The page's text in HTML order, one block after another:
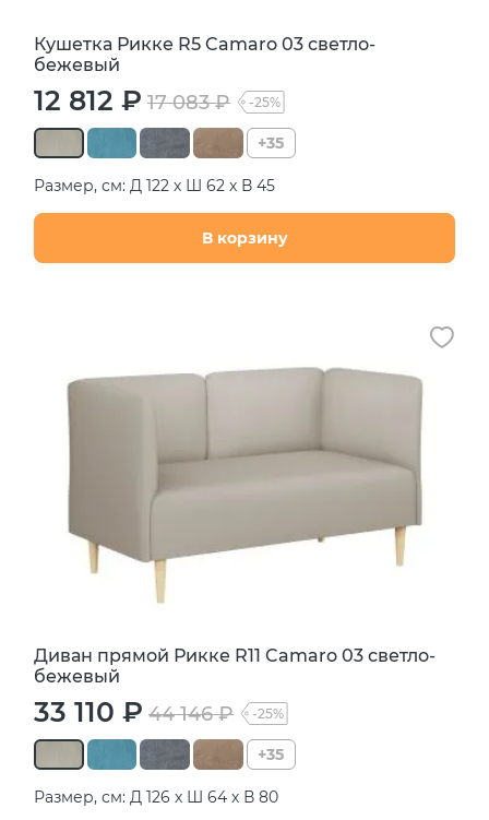
Кушетка Рикке R5 Camaro 03 светло-
бежевый
12 812 ₽ 17 083 ₽ -25%
+35
Размер, см: Д 122 х Ш 62 х В 45
В корзину
Диван прямой Рикке R11 Camaro 03 светло-
бежевый
33 110 ₽ 44 146 ₽ -25%
+35
Размер, см: Д 126 х Ш 64 х В 80